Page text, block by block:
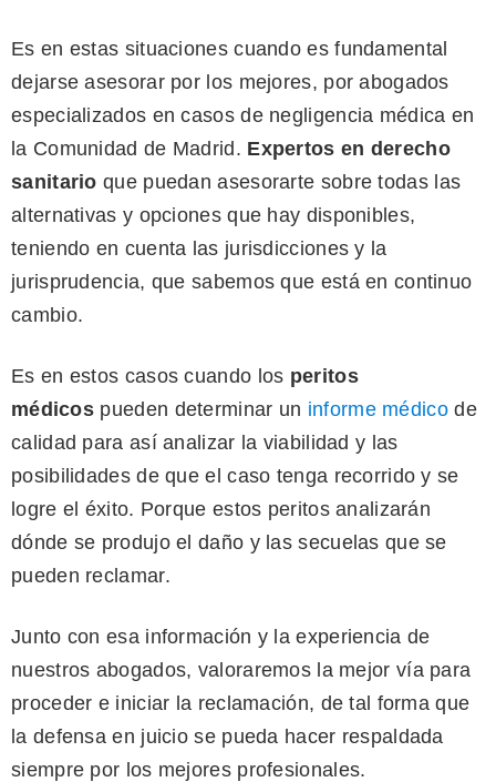
Es en estas situaciones cuando es fundamental
dejarse asesorar por los mejores, por abogados
especializados en casos de negligencia médica en
la Comunidad de Madrid. Expertos en derecho
sanitarioque puedan asesorarte sobre todas las
alternativas y opciones que hay disponibles,
teniendo en cuenta las jurisdicciones y la
jurisprudencia, que sabemos que está en continuo
cambio.
Es en estos casos cuando los peritos
médicos pueden determinar un informe médicode
calidad para así analizar la viabilidad y las
posibilidades de que el caso tenga recorrido y se
logre el éxito. Porque estos peritos analizarán
dónde se produjo el daño y las secuelas que se
pueden reclamar.
Junto con esa información y la experiencia de
nuestros abogados, valoraremos la mejor vía para
proceder e iniciar la reclamación, de tal forma que
la defensa en juicio se pueda hacer respaldada
siempre por los mejores profesionales.